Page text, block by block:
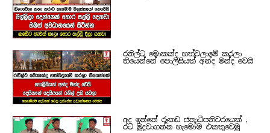
රනිල්ට මොකක්ද හත්වලාමේ කරලා
තියෙන්නේ පොලිසියත් අන්ද මන්ද වෙයි
අද ඉන්නේ රූකඩ ජනාධිපතිවරයෙක් ,
රට මුදවාගන්න හැමෝම එකතුවෙමු